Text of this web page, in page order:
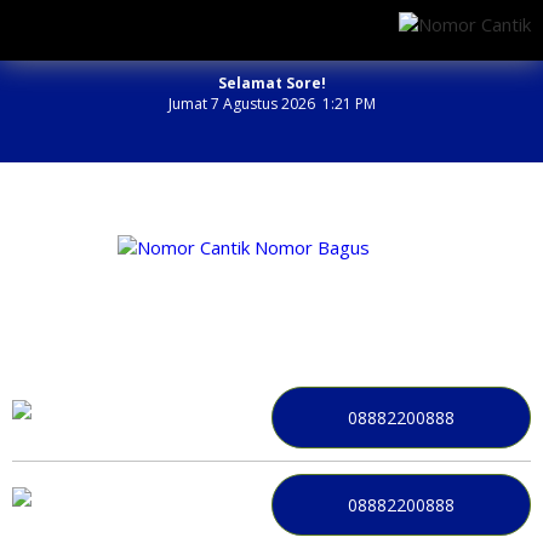
Selamat Sore!
Jumat 7 Agustus 2026 1:21 PM
08882200888
08882200888